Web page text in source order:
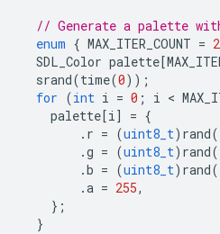
// Generate a palette
enum { MAX_ITER_COUNT =
SDL_Color palette [
srand(time(0));
for (int i = 0 ; i <
palette [i] = {
. r = (uint8_t) rand
.g = (uint8_t) rand
.b = (uint8_t) rand
.a = 255,
};
}